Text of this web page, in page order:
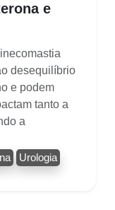
e
desequilíbrio
e podem
tanto a
a
Urologia